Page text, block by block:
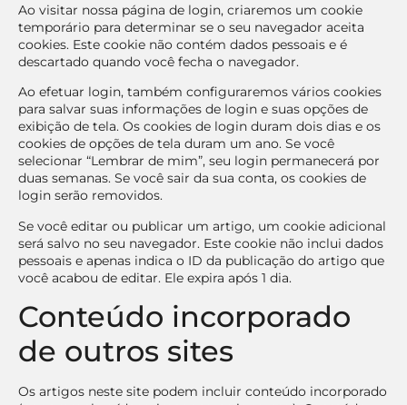
Ao visitar nossa página de login, criaremos um cookie
temporário para determinar se o seu navegador aceita
cookies. Este cookie não contém dados pessoais e é
descartado quando você fecha o navegador.
Ao efetuar login, também configuraremos vários cookies
para salvar suas informações de login e suas opções de
exibição de tela. Os cookies de login duram dois dias e os
cookies de opções de tela duram um ano. Se você
selecionar “Lembrar de mim”, seu login permanecerá por
duas semanas. Se você sair da sua conta, os cookies de
login serão removidos.
Se você editar ou publicar um artigo, um cookie adicional
será salvo no seu navegador. Este cookie não inclui dados
pessoais e apenas indica o ID da publicação do artigo que
você acabou de editar. Ele expira após 1 dia.
Conteúdo incorporado
de outros sites
Os artigos neste site podem incluir conteúdo incorporado